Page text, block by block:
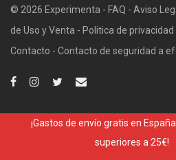
© 2026 Experimenta - FAQ - Aviso
de Uso y Venta - Politica de privacidad
Contacto - Contacto de seguridad a
¡Gastos de envío gratis en
superiores a 25€!